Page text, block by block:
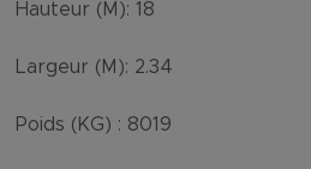
Hauteur (M): 18
Largeur (M): 2.34
Poids (KG) : 8019